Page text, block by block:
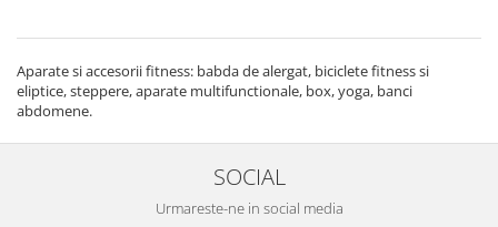
Aparate si accesorii fitness: babda de alergat, biciclete fitness si
eliptice, steppere, aparate multifunctionale, box, yoga, banci
abdomene.
SOCIAL
Urmareste-ne in social media